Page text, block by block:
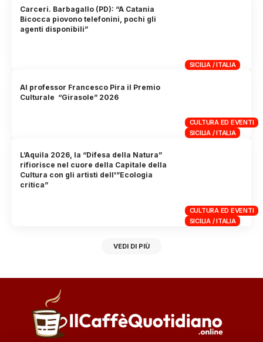
SICILIA / ITALIA
Carceri. Barbagallo (PD): “A Catania
Bicocca piovono telefonini, pochi gli
agenti disponibili”
CULTURA ED EVENTI
SICILIA / ITALIA
Al professor Francesco Pira il Premio
Culturale “Girasole” 2026
CULTURA ED EVENTI
SICILIA / ITALIA
L’Aquila 2026, la “Difesa della Natura”
rifiorisce nel cuore della Capitale della
Cultura con gli artisti dell'”Ecologia
critica”
VEDI DI PIÙ